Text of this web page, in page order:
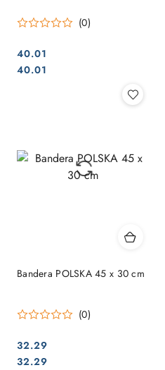
(0)
Cena:
40.01
Cena:
40.01
Bandera POLSKA 45 x 30 cm
(0)
Cena:
32.29
Cena:
32.29